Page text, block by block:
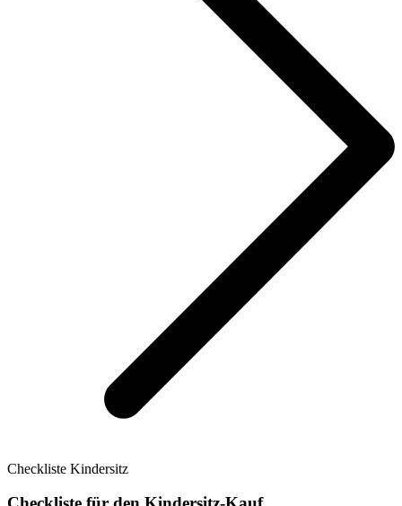
Checkliste Kindersitz